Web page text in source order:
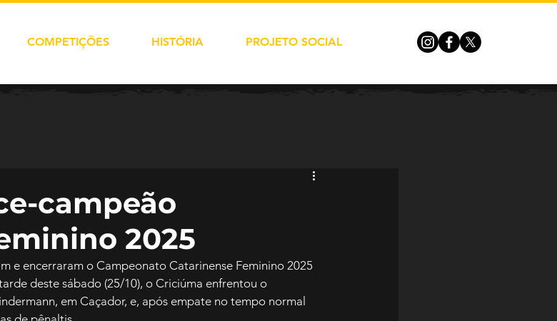
COMPETIÇÕES HISTÓRIA PROJETO SOCIAL
campeão
2025
e encerraram o Campeonato Catarinense Feminino 2025
deste sábado (25/10), o Criciúma enfrentou o
em Caçador, e, após empate no tempo normal